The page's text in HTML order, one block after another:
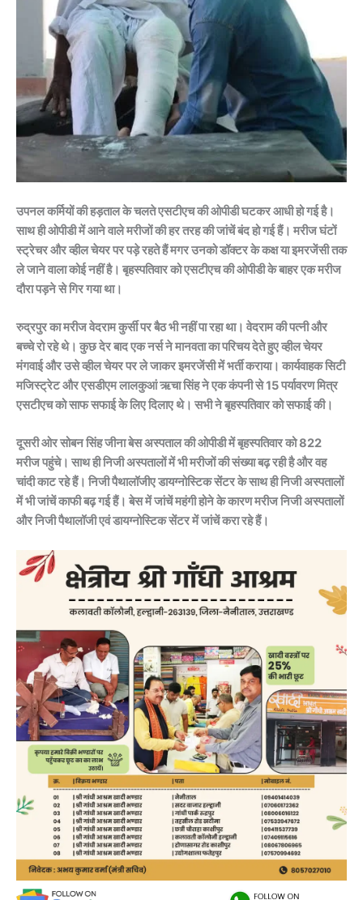
उपनल कर्मियों की हड़ताल के चलते एसटीएच की ओपीडी घटकर आधी हो गई है।
साथ ही ओपीडी में आने वाले मरीजों की हर तरह की जांचें बंद हो गई हैं। मरीज घंटों
स्ट्रेचर और व्हील चेयर पर पड़े रहते हैं मगर उनको डॉक्टर के कक्ष या इमरजेंसी तक
ले जाने वाला कोई नहीं है। बृहस्पतिवार को एसटीएच की ओपीडी के बाहर एक मरीज
दौरा पड़ने से गिर गया था।
रुद्रपुर का मरीज वेदराम कुर्सी पर बैठ भी नहीं पा रहा था। वेदराम की पत्नी और
बच्चे रो रहे थे। कुछ देर बाद एक नर्स ने मानवता का परिचय देते हुए व्हील चेयर
मंगवाई और उसे व्हील चेयर पर ले जाकर इमरजेंसी में भर्ती कराया। कार्यवाहक सिटी
मजिस्ट्रेट और एसडीएम लालकुआं ऋचा सिंह ने एक कंपनी से 15 पर्यावरण मित्र
एसटीएच को साफ सफाई के लिए दिलाए थे। सभी ने बृहस्पतिवार को सफाई की।
दूसरी ओर सोबन सिंह जीना बेस अस्पताल की ओपीडी में बृहस्पतिवार को 822
मरीज पहुंचे। साथ ही निजी अस्पतालों में भी मरीजों की संख्या बढ़ रही है और वह
चांदी काट रहे हैं। निजी पैथालॉजीए डायग्नोस्टिक सेंटर के साथ ही निजी अस्पतालों
में भी जांचें काफी बढ़ गई हैं। बेस में जांचें महंगी होने के कारण मरीज निजी अस्पतालों
और निजी पैथालॉजी एवं डायग्नोस्टिक सेंटर में जांचें करा रहे हैं।